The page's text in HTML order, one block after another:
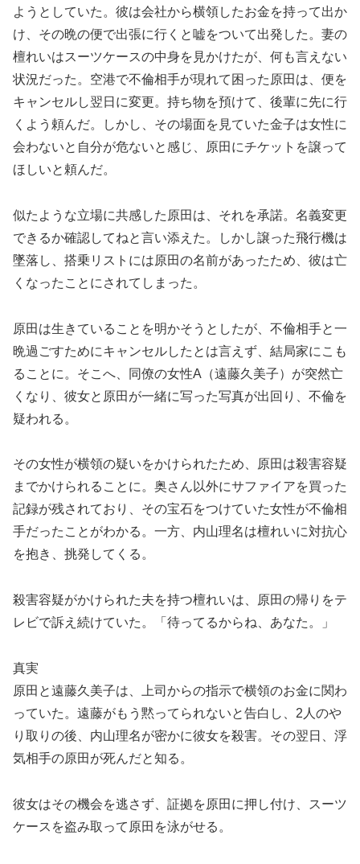
ようとしていた。彼は会社から横領したお金を持って出か
け、その晩の便で出張に行くと嘘をついて出発した。妻の
檀れいはスーツケースの中身を見かけたが、何も言えない
状況だった。空港で不倫相手が現れて困った原田は、便を
キャンセルし翌日に変更。持ち物を預けて、後輩に先に行
くよう頼んだ。しかし、その場面を見ていた金子は女性に
会わないと自分が危ないと感じ、原田にチケットを譲って
ほしいと頼んだ。
似たような立場に共感した原田は、それを承諾。名義変更
できるか確認してねと言い添えた。しかし譲った飛行機は
墜落し、搭乗リストには原田の名前があったため、彼は亡
くなったことにされてしまった。
原田は生きていることを明かそうとしたが、不倫相手と一
晩過ごすためにキャンセルしたとは言えず、結局家にこも
ることに。そこへ、同僚の女性A（遠藤久美子）が突然亡
くなり、彼女と原田が一緒に写った写真が出回り、不倫を
疑われる。
その女性が横領の疑いをかけられたため、原田は殺害容疑
までかけられることに。奥さん以外にサファイアを買った
記録が残されており、その宝石をつけていた女性が不倫相
手だったことがわかる。一方、内山理名は檀れいに対抗心
を抱き、挑発してくる。
殺害容疑がかけられた夫を持つ檀れいは、原田の帰りをテ
レビで訴え続けていた。「待ってるからね、あなた。」
真実
原田と遠藤久美子は、上司からの指示で横領のお金に関わ
っていた。遠藤がもう黙ってられないと告白し、2人のや
り取りの後、内山理名が密かに彼女を殺害。その翌日、浮
気相手の原田が死んだと知る。
彼女はその機会を逃さず、証拠を原田に押し付け、スーツ
ケースを盗み取って原田を泳がせる。